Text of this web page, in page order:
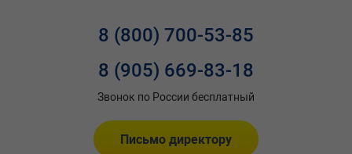
8 (800) 700-53-85
8 (905) 669-83-18
Звонок по России бесплатный
Письмо директору